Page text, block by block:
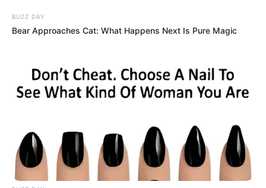
Μια μάζωξη με μήνυμα από Φρυκτωρίες
Παρασκευή, 30 Σεπτεμβρίου 2022, 18:52
BUZZ DAY
Bear Approaches Cat: What Happens Next Is Pure Magic